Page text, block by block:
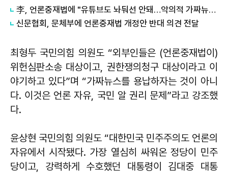
李, 언론중재법에 "유튜브도 놔둬선 안돼…악의적 가짜뉴스 배상 크게 해야"
신문협회, 문체부에 언론중재법 개정안 반대 의견 전달
최형두 국민의힘 의원도 “외부인들은 (언론중재법이)
위헌심판소송 대상이고, 권한쟁의청구 대상이라고 이
야기하고 있다”며 “가짜뉴스를 용납하자는 것이 아니
다. 이것은 언론 자유, 국민 알 권리 문제”라고 강조했
다.
윤상현 국민의힘 의원도 “대한민국 민주주의도 언론의
자유에서 시작됐다. 가장 열심히 싸워온 정당이 민주
당이고, 강력하게 수호했던 대통령이 김대중 대통